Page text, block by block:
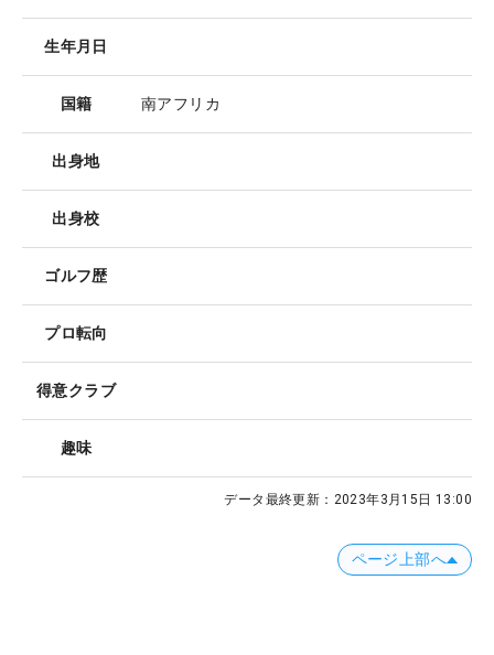
生年月日
国籍 南アフリカ
出身地
出身校
ゴルフ歴
プロ転向
得意クラブ
趣味
データ最終更新： 2023年3月15日 13:00
ページ上部へ